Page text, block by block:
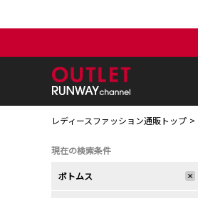
レディースファッション通販トップ
現在の検索条件
ボトムス